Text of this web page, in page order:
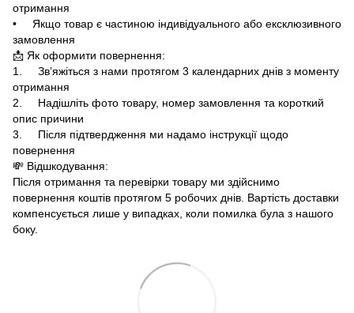
отримання
• Якщо товар є частиною індивідуального або ексклюзивного
замовлення
📩 Як оформити повернення:
1. Зв’яжіться з нами протягом 3 календарних днів з моменту
отримання
2. Надішліть фото товару, номер замовлення та короткий
опис причини
3. Після підтвердження ми надамо інструкції щодо
повернення
💸 Відшкодування:
Після отримання та перевірки товару ми здійснимо
повернення коштів протягом 5 робочих днів. Вартість доставки
компенсується лише у випадках, коли помилка була з нашого
боку.